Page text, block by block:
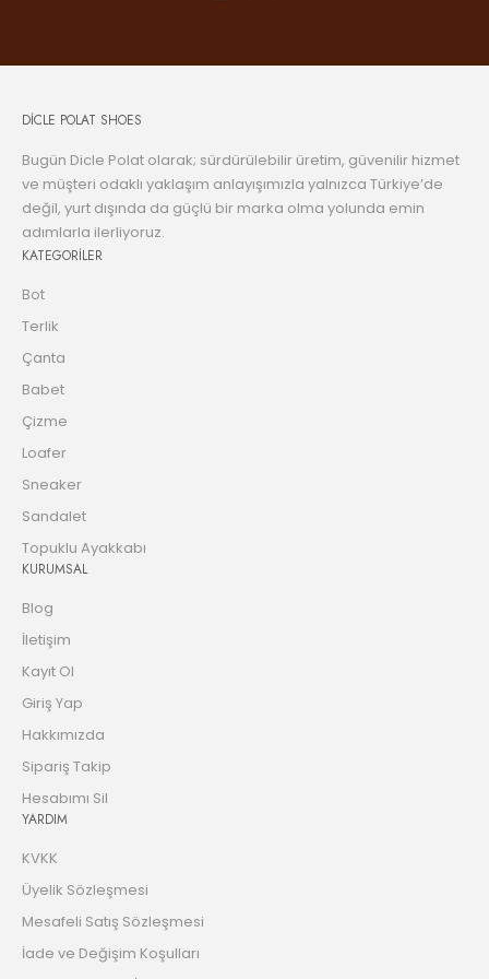
DİCLE POLAT SHOES
Bugün Dicle Polat olarak; sürdürülebilir üretim, güvenilir hizmet
ve müşteri odaklı yaklaşım anlayışımızla yalnızca Türkiye’de
değil, yurt dışında da güçlü bir marka olma yolunda emin
adımlarla ilerliyoruz.
KATEGORİLER
Bot
Terlik
Çanta
Babet
Çizme
Loafer
Sneaker
Sandalet
Topuklu Ayakkabı
KURUMSAL
Blog
İletişim
Kayıt Ol
Giriş Yap
Hakkımızda
Sipariş Takip
Hesabımı Sil
YARDIM
KVKK
Üyelik Sözleşmesi
Mesafeli Satış Sözleşmesi
İade ve Değişim Koşulları